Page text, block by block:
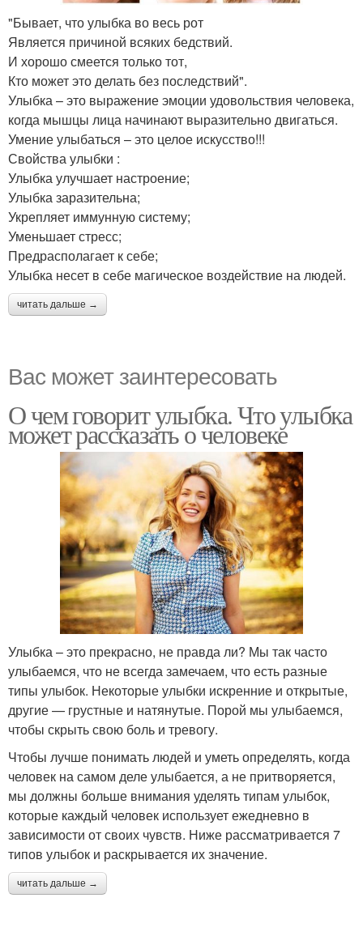
"Бывает, что улыбка во весь рот
Является причиной всяких бедствий.
И хорошо смеется только тот,
Кто может это делать без последствий".
Улыбка – это выражение эмоции удовольствия человека,
когда мышцы лица начинают выразительно двигаться.
Умение улыбаться – это целое искусство!!!
Свойства улыбки :
Улыбка улучшает настроение;
Улыбка заразительна;
Укрепляет иммунную систему;
Уменьшает стресс;
Предрасполагает к себе;
Улыбка несет в себе магическое воздействие на людей.
читать дальше →
Вас может заинтересовать
О чем говорит улыбка. Что улыбка
может рассказать о человеке
Улыбка – это прекрасно, не правда ли? Мы так часто
улыбаемся, что не всегда замечаем, что есть разные
типы улыбок. Некоторые улыбки искренние и открытые,
другие — грустные и натянутые. Порой мы улыбаемся,
чтобы скрыть свою боль и тревогу.
Чтобы лучше понимать людей и уметь определять, когда
человек на самом деле улыбается, а не притворяется,
мы должны больше внимания уделять типам улыбок,
которые каждый человек использует ежедневно в
зависимости от своих чувств. Ниже рассматривается 7
типов улыбок и раскрывается их значение.
читать дальше →